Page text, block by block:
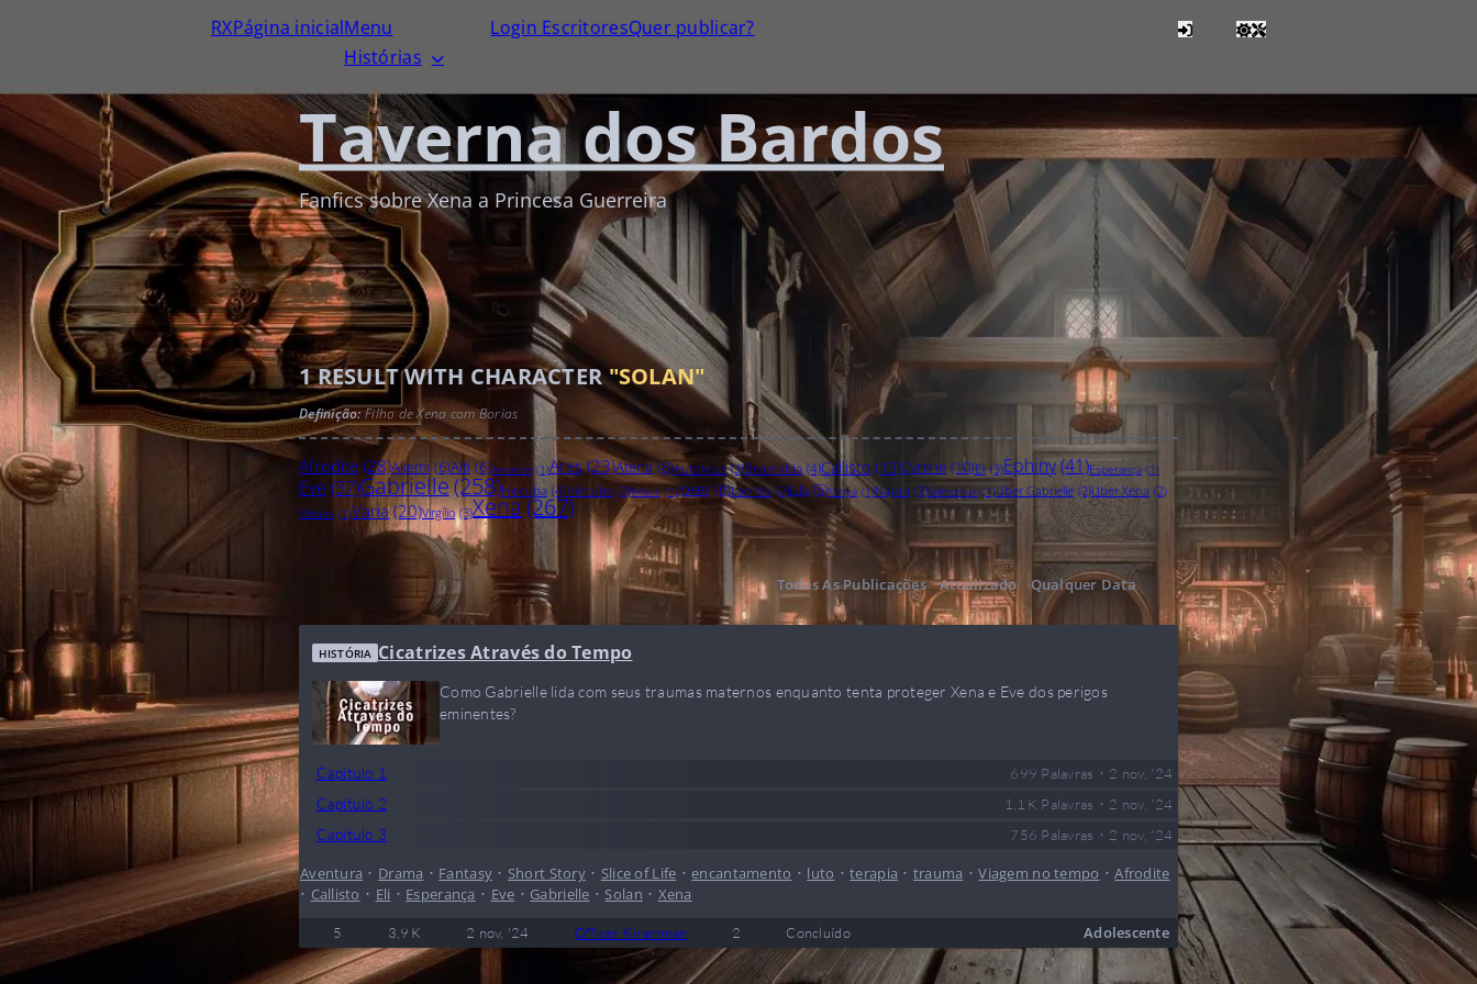
RXPágina inicialMenu
Histórias
Login EscritoresQuer publicar?
Taverna dos Bardos
Fanfics sobre Xena a Princesa Guerreira
1RESULT WITH CHARACTER"SOLAN"
Definição:Filho de Xena com Borias
Afrodite(28)Akemi (6)Alti (6)Amarice (1)Ares (23)Atena (8)Autolycus (3)Brunhilda (4)Callisto (13)Cyrene (10)Eli (3)Ephiny(41)Esperança (1)
Eve (37)Gabrielle(258)Hecuba (4)Hércules (3)Iolaus (1)Joxer (6)Lao Ma (2)Lila (5)Minya (1)Najara (2)Salmonius (1)Uber Gabrielle (2)Uber Xena (2)
Ulisses (1)Varia (20)Virgílio (3)Xena(267)
Todas As Publicações Atualizado Qualquer Data
HISTÓRIA Cicatrizes Através do Tempo
Como Gabrielle lida com seus traumas maternos enquanto tenta proteger Xena e Eve dos perigos
eminentes?
Capítulo 1 699 Palavras • 2 nov, '24
Capítulo 2 1,1 K Palavras • 2 nov, '24
Capítulo 3 756 Palavras • 2 nov, '24
Aventura • Drama • Fantasy • Short Story• Slice of Life •encantamento • luto •terapia • trauma •Viagem no tempo •Afrodite
• Callisto • Eli • Esperança • Eve • Gabrielle •Solan • Xena
5 3,9 K 2 nov, '24 Officer Kiramman 2 Concluído Adolescente